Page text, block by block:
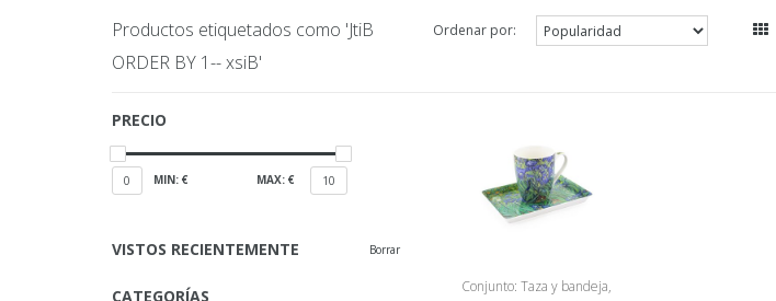
Productos etiquetados como 'JtiB
ORDER BY 1-- xsiB'
Ordenar por:
PRECIO
0 MIN: € MAX: € 10
VISTOS RECIENTEMENTE Borrar
CATEGORÍAS
Conjunto: Taza y bandeja,